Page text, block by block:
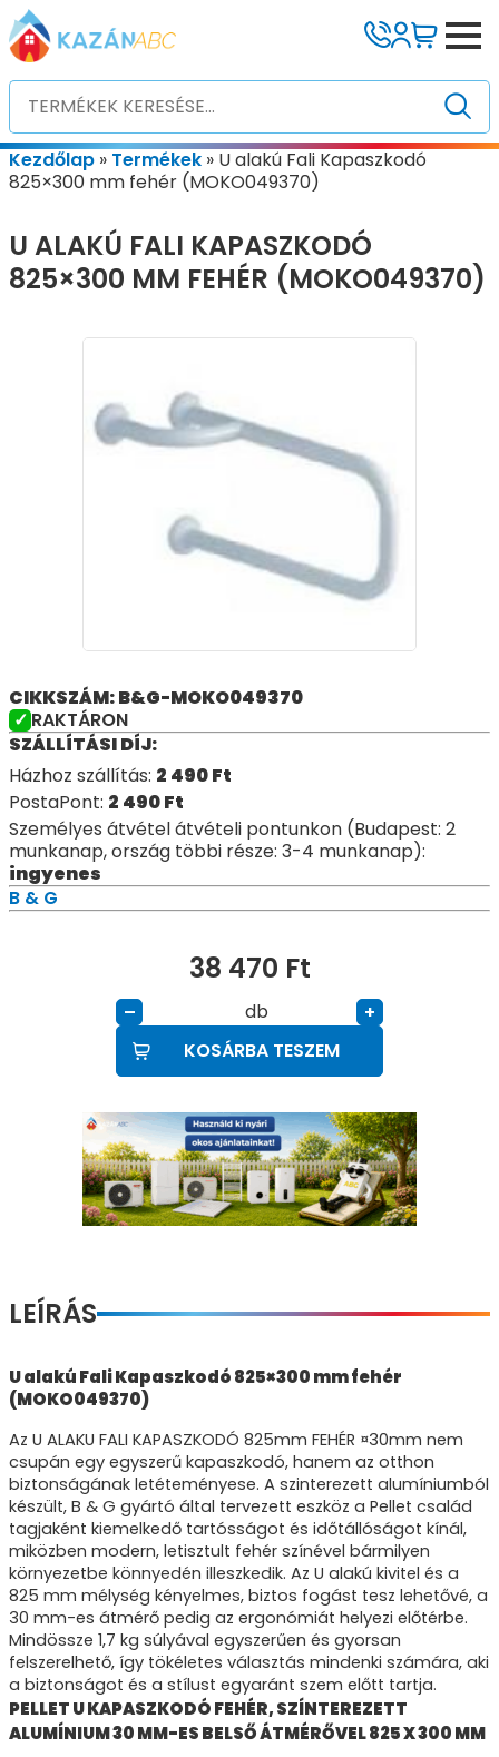
Kezdőlap » Termékek » U alakú Fali Kapaszkodó
825×300 mm fehér (MOKO049370)
U ALAKÚ FALI KAPASZKODÓ
825×300 MM FEHÉR (MOKO049370)
CIKKSZÁM: B&G-MOKO049370
RAKTÁRON
SZÁLLÍTÁSI DÍJ:
Házhoz szállítás: 2 490Ft
PostaPont: 2 490Ft
Személyes átvétel átvételi pontunkon (Budapest: 2
munkanap, ország többi része: 3-4 munkanap):
ingyenes
B & G
38 470 Ft
– db
+
KOSÁRBA TESZEM
LEÍRÁS
U alakú Fali Kapaszkodó 825×300 mm fehér
(MOKO049370)
Az U ALAKU FALI KAPASZKODÓ 825mm FEHÉR ¤30mm nem
csupán egy egyszerű kapaszkodó, hanem az otthon
biztonságának letéteményese. A szinterezett alumíniumból
készült, B & G gyártó által tervezett eszköz a Pellet család
tagjaként kiemelkedő tartósságot és időtállóságot kínál,
miközben modern, letisztult fehér színével bármilyen
környezetbe könnyedén illeszkedik. Az U alakú kivitel és a
825 mm mélység kényelmes, biztos fogást tesz lehetővé, a
30 mm-es átmérő pedig az ergonómiát helyezi előtérbe.
Mindössze 1,7 kg súlyával egyszerűen és gyorsan
felszerelhető, így tökéletes választás mindenki számára, aki
a biztonságot és a stílust egyaránt szem előtt tartja.
PELLET U KAPASZKODÓ FEHÉR, SZÍNTEREZETT
ALUMÍNIUM 30 MM-ES BELSŐ ÁTMÉRŐVEL 825 X 300 MM